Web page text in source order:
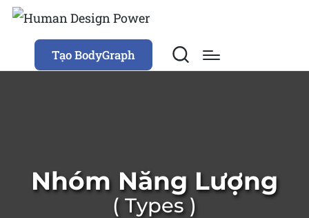
Tạo BodyGraph
Nhóm Năng Lượng
Types